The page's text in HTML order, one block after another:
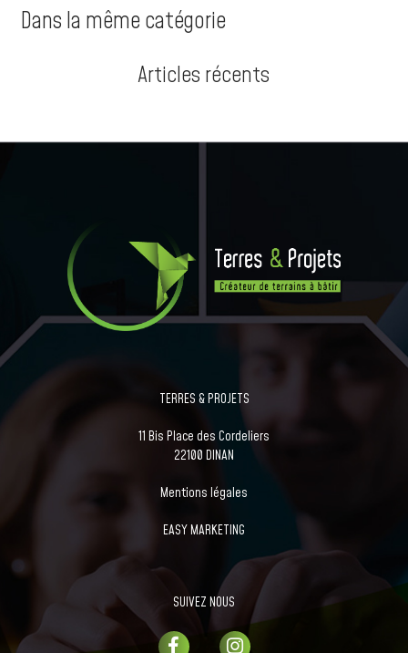
Dans la même catégorie
Articles récents
TERRES & PROJETS
11 Bis Place des Cordeliers
22100 DINAN
Mentions légales
EASY MARKETING
SUIVEZ NOUS